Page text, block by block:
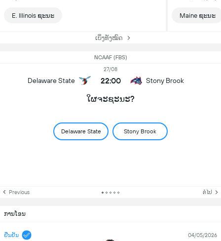
E. Illinois ຊະນະ Maine ຊະນະ
ເບິ່ງທັງໝົດ
NCAAF (FBS)
Delaware State
27/08
22:00 Stony Brook
ໃຜຈະຊະນະ?
Delaware State Stony Brook
Previous ຕໍ່ໄປ
ການໂອນ
ຢືນຢັນ 04/05/2026